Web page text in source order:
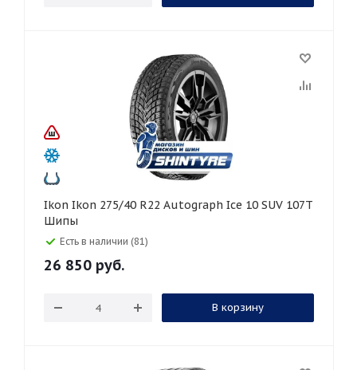
Ikon Ikon 275/40 R22 Autograph Ice 10 SUV 107T
Шипы
Есть в наличии (81)
26 850 руб.
В корзину